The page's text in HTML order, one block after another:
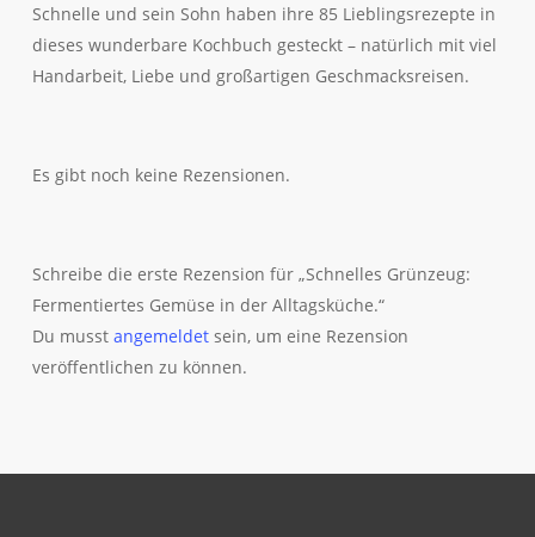
Schnelle und sein Sohn haben ihre 85 Lieblingsrezepte in
dieses wunderbare Kochbuch gesteckt – natürlich mit viel
Handarbeit, Liebe und großartigen Geschmacksreisen.
Es gibt noch keine Rezensionen.
Schreibe die erste Rezension für „Schnelles Grünzeug:
Fermentiertes Gemüse in der Alltagsküche.“
Du musst angemeldetsein, um eine Rezension
veröffentlichen zu können.